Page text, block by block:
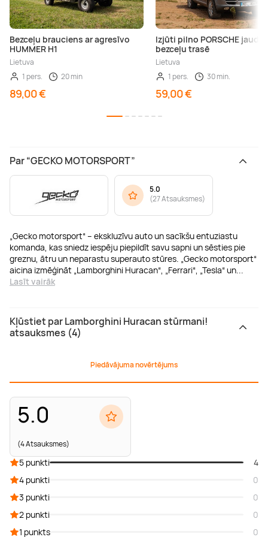
Bezceļu brauciens ar agresīvo
HUMMER H1
Lietuva
1 pers.
20 min
89,00 €
Izjūti pilno PORSCHE jaudu
bezceļu trasē
Lietuva
1 pers.
30 min.
59,00 €
Par “GECKO MOTORSPORT”
„Gecko motorsport“ – ekskluzīvu auto un sacīkšu entuziastu
komanda, kas sniedz iespēju piepildīt savu sapni un sēsties pie
greznu, ātru un neparastu superauto stūres. „Gecko motorsport“
aicina izmēģināt „Lamborghini Huracan“, „Ferrari“, „Tesla“ un
Lasīt vairāk
5.0
(27 Atsauksmes)
Kļūstiet par Lamborghini Huracan stūrmani!
atsauksmes (4)
Piedāvājuma novērtējums
5.0
(4 Atsauksmes)
5 punkti
4
4 punkti
0
3 punkti
0
2 punkti
0
1 punkts
0